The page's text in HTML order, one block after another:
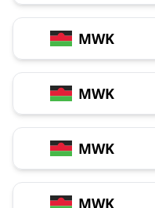
MWK
MWK
MWK
MWK